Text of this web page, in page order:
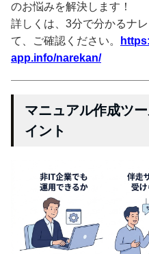
のお悩みを解決します！
詳しくは、3分で分かるナ
て、ご確認ください。
app.info/narekan/
マニュアル作成ツ
イント